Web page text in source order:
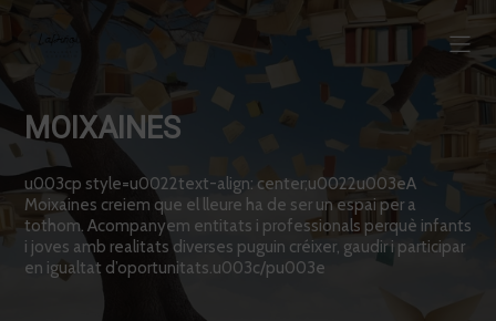
MOIXAINES
u003cp style=u0022text-align: center;u0022u003eA
Moixaines creiem que el lleure ha de ser un espai per a
tothom. Acompanyem entitats i professionals perquè infants
i joves amb realitats diverses puguin créixer, gaudir i participar
en igualtat d’oportunitats.u003c/pu003e